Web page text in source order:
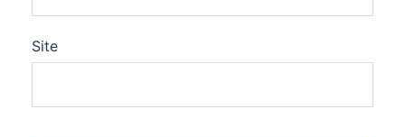
Site